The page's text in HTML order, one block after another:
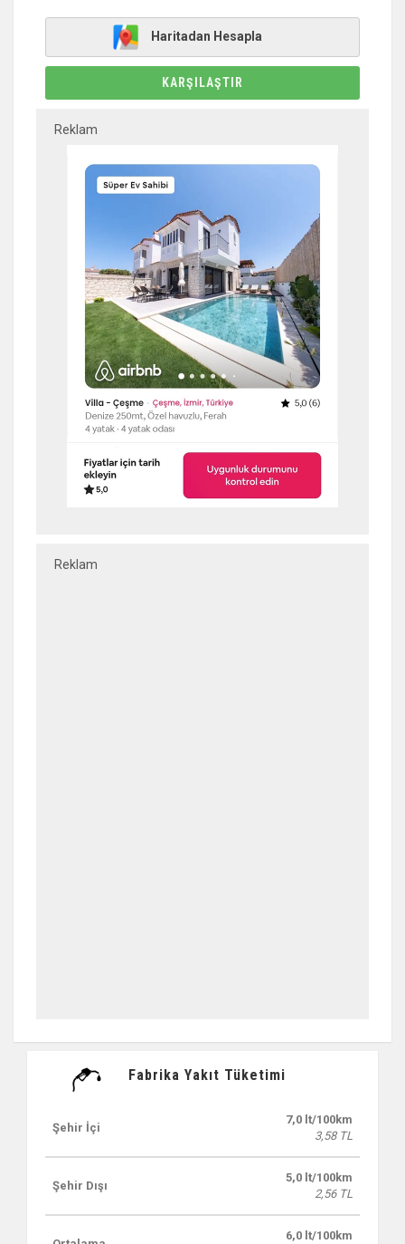
Haritadan Hesapla
KARŞILAŞTIR
Reklam
Reklam
Fabrika Yakıt Tüketimi
Şehir İçi
7,0 lt/100km
3,58 TL
Şehir Dışı
5,0 lt/100km
2,56 TL
6,0 lt/100km